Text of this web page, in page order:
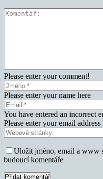
Please enter your comment!
Please enter your name here
You have entered an incorrect
Please enter your email address
Uložit jméno, email a www
budoucí komentáře